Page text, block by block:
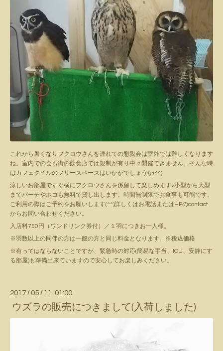
これから暑くなりフクロウさんを連れての懇親会は室外では難しくなります
ね。室内での会も街の飲食店では規制が有り中々開催できません。そんな時
はカフェクイルのフリースペースはいかがでしょうか(^^)
涼しいお部屋ですぐ横にフクロウさんを係留して楽しめます♪小型から大型
までパーチやホコも無料で貸し出します。時間無制限でお食事も可能です。
ご利用の際はご予約をお願いします(^^)詳しくはお電話またはHPのcontact
からお問い合わせください。
入店料750円（ワンドリンク券付）／１羽につきお一人様。
※羽数以上の同伴の方は一般の方と同じ料金となります。※税込価格
※有ってはならないことですが、緊急時の対応(簡易な手当、ICU、安静にす
る部屋)も準備出来ていますので安心してお楽しみください。
2017 / 05 / 11 01:00
ウズラの販売につきまして(入荷しました)